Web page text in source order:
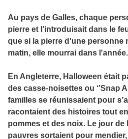
Au pays de Galles, chaque
pierre et l’introduisait dans le
que si la pierre d'une personne
matin, elle mourrai dans l'année.
En Angleterre, Halloween était
des casse-noisettes ou ‘’Snap
familles se réunissaient pour
racontaient des histoires tout
pommes et des noix. Le jour de
pauvres sortaient pour